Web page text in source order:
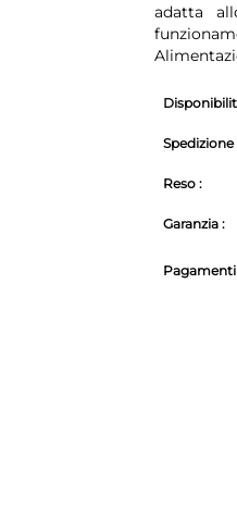
adatta
Spedizione
Reso :
Garanzia :
Pagamenti